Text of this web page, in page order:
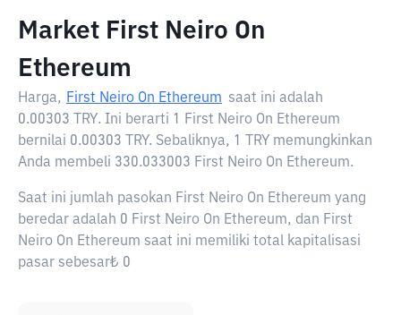
Market First Neiro On
Ethereum
Harga, First Neiro On Ethereum saat ini adalah
0.00303 TRY. Ini berarti 1 First Neiro On Ethereum
bernilai 0.00303 TRY. Sebaliknya, 1 TRY memungkinkan
Anda membeli 330.033003 First Neiro On Ethereum.
Saat ini jumlah pasokan First Neiro On Ethereum yang
beredar adalah 0 First Neiro On Ethereum, dan First
Neiro On Ethereum saat ini memiliki total kapitalisasi
pasar sebesar₺ 0